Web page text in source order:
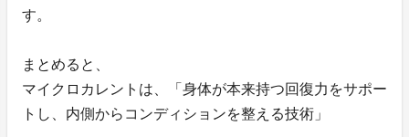
す。
まとめると、
マイクロカレントは、「身体が本来持つ回復力をサポー
トし、内側からコンディションを整える技術」